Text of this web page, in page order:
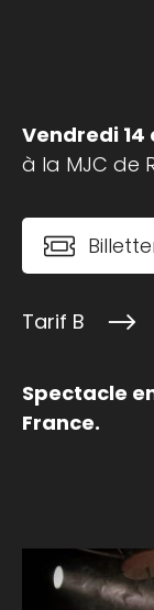
Vendredi 14
à la MJC de
Tarif B
Spectacle
France.